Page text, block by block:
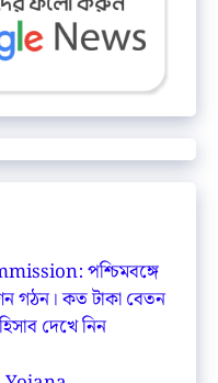
পশ্চিমবঙ্গে
গঠন। কত টাকা বেতন
দেখে নিন